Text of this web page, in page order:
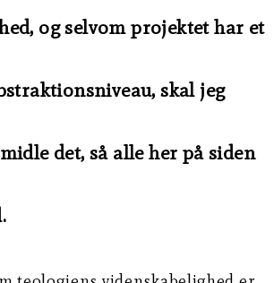
og selvom projektet har et
skal jeg
det, så alle her på siden